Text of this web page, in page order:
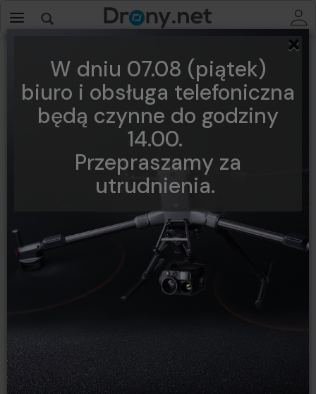
×
W dniu 07.08 (piątek)
biuro i obsługa telefoniczna
będą czynne do godziny
14.00.
Przepraszamy za
utrudnienia.
Przegub tylnego ramienia
Mavic Air 2 / Air 2S DJI
Powiadom o dostępności
Historia ceny